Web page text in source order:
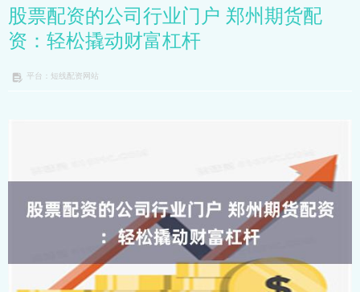
股票配资的公司行业门户 郑州期货配
资：轻松撬动财富杠杆
平台：短线配资网站